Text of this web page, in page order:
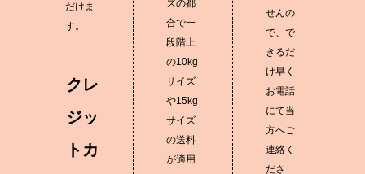
だけま
す。
クレ
ジッ
トカ
ズの都
合で一
段階上
の10kg
サイズ
や15kg
サイズ
の送料
が適用
せんの
で、で
きるだ
け早く
お電話
にて当
方へご
連絡く
ださ